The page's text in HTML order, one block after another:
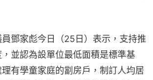
鄧家彪今日（25日）表示，支持推
並認為設單位最低面積是標準基
有學童家庭的劏房戶，制訂人均居